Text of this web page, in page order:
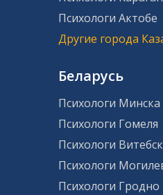
Психологи Актобе
Другие города
Беларусь
Психологи Минска
Психологи Гомеля
Психологи
Психологи
Психологи Гродно